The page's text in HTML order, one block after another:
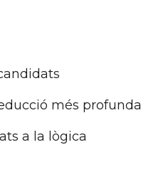
més profunda
a la lògica